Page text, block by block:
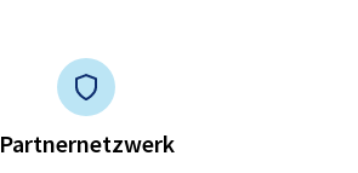
Partnernetzwerk